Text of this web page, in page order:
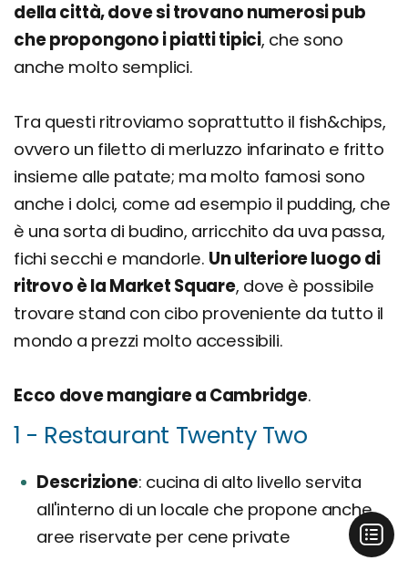
della città, dove si trovano numerosi pub
che propongono i piatti tipici, che sono
anche molto semplici.
Tra questi ritroviamo soprattutto il fish&chips,
ovvero un filetto di merluzzo infarinato e fritto
insieme alle patate; ma molto famosi sono
anche i dolci, come ad esempio il pudding, che
è una sorta di budino, arricchito da uva passa,
fichi secchi e mandorle. Un ulteriore luogo di
ritrovo è la Market Square, dove è possibile
trovare stand con cibo proveniente da tutto il
mondo a prezzi molto accessibili.
Ecco dove mangiare a Cambridge.
1 - Restaurant Twenty Two
Descrizione cucina di alto livello servita
all'interno di un locale che propone anche
aree riservate per cene private